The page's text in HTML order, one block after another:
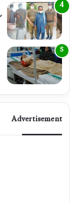
Advertisement